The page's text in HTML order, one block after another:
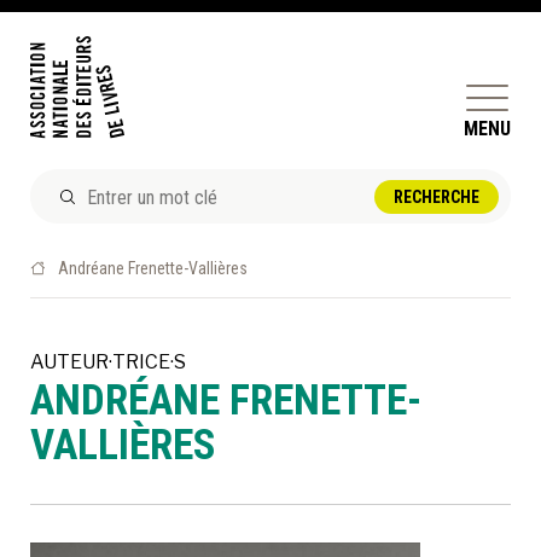
MENU
DOSSIERS ET ENJEUX
PERFECTIONNEMENT
ET SERVICES AUX MEMBRES
RÉPERTOIRE DES MEMBRES
Andréane Frenette-Vallières
AUTEUR·TRICE·S
ANDRÉANE FRENETTE-
VALLIÈRES